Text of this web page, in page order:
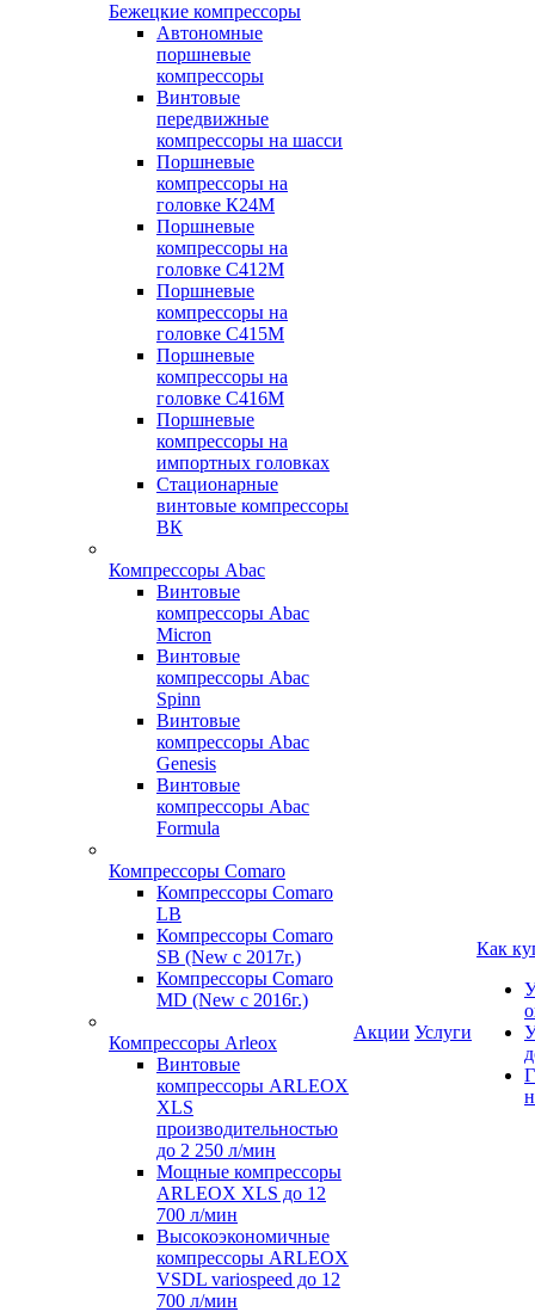
Бежецкие компрессоры
Автономные
поршневые
компрессоры
Винтовые
передвижные
компрессоры на шасси
Поршневые
компрессоры на
головке К24М
Поршневые
компрессоры на
головке С412М
Поршневые
компрессоры на
головке С415М
Поршневые
компрессоры на
головке С416М
Поршневые
компрессоры на
импортных головках
Стационарные
винтовые компрессоры
ВК
Компрессоры Abac
Винтовые
компрессоры Abac
Micron
Винтовые
компрессоры Abac
Spinn
Винтовые
компрессоры Abac
Genesis
Винтовые
компрессоры Abac
Formula
Компрессоры Comaro
Компрессоры Comaro
LB
Компрессоры Comaro
SB (New с 2017г.)
Компрессоры Comaro
MD (New с 2016г.)
Компрессоры Arleox
Винтовые
компрессоры ARLEOX
XLS
производительностью
до 2 250 л/мин
Мощные компрессоры
ARLEOX XLS до 12
700 л/мин
Высокоэкономичные
компрессоры ARLEOX
VSDL variospeed до 12
700 л/мин
Акции Услуги
Как